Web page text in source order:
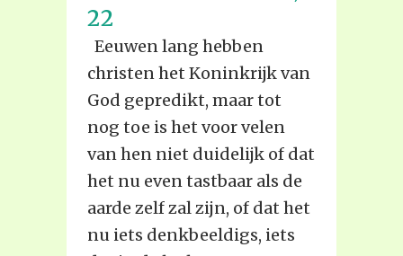
22
Eeuwen lang hebben
christen het Koninkrijk van
God gepre­dikt, maar tot
nog toe is het voor velen
van hen niet duide­lijk of dat
het nu even tastbaar als de
aarde zelf zal zijn, of dat het
nu iets denkbeeldigs, iets